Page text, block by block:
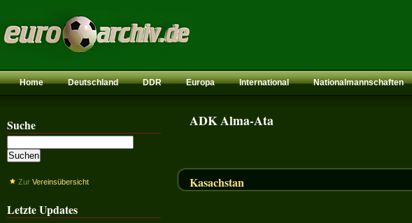
Home Deutschland DDR Europa International Nationalmannschaften
Suche
Zur Vereinsübersicht
Letzte Updates
ADK Alma-Ata
Kasachstan